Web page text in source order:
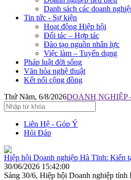
Danh sách các doanh
Tin tức - Sự kiện
Hoạt động Hiệp hội
Đối tác – Hợp tác
Đào tạo nguồn nhân lực
Việc làm – Tuyển dụng
Pháp luật đời sống
Văn hóa nghệ thuật
Kết nối cộng đồng
Thứ Năm, 6/8/2026DOANH NGHIỆP
Liên Hệ - Góp Ý
Hỏi Đáp
Hiệp hội Doanh nghiệp Hà Tĩnh: Kiến
30/06/2026 15:42:00
Sáng 30/6, Hiệp hội Doanh nghiệp